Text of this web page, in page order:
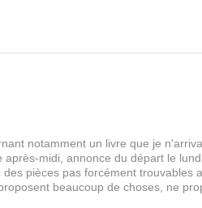
notamment un livre que je
après-midi, annonce du départ le
pièces pas forcément
beaucoup de choses, ne